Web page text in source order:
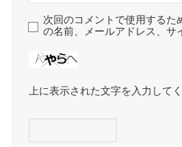
次回のコメントで使用するた
の名前、メールアドレス、サ
上に表示された文字を入力して